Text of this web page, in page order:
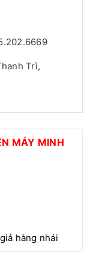
Trì,
MÁY MINH
hàng nhái